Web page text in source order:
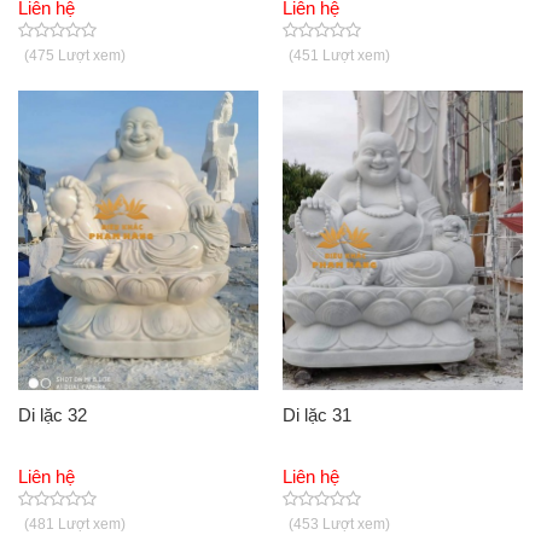
Liên hệ
(475 Lượt xem)
Liên hệ
(451 Lượt xem)
Di lặc 32
Liên hệ
(481 Lượt xem)
Di lặc 31
Liên hệ
(453 Lượt xem)